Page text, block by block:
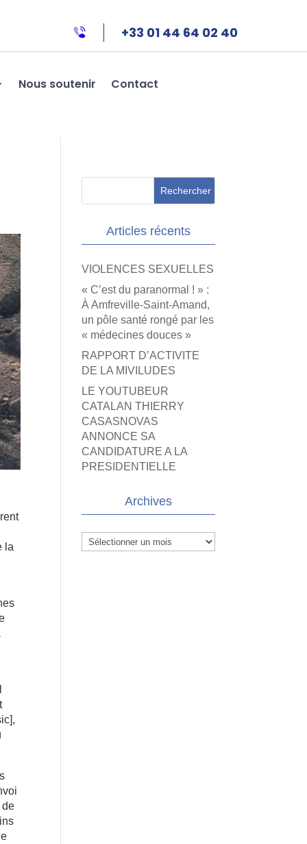
+33 01 44 64 02 40
Nous soutenir Contact
la
de
Articles récents
VIOLENCES SEXUELLES
« C’est du paranormal ! » :
À Amfreville-Saint-Amand,
un pôle santé rongé par les
« médecines douces »
RAPPORT D’ACTIVITE
DE LA MIVILUDES
LE YOUTUBEUR
CATALAN THIERRY
CASASNOVAS
ANNONCE SA
CANDIDATURE A LA
PRESIDENTIELLE
Archives
Archives